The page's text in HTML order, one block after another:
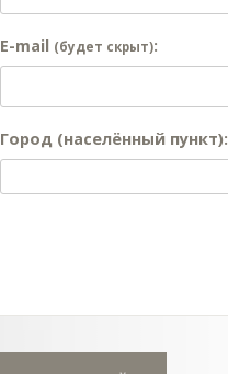
E-mail (будет скрыт):
Город (населённый пункт):